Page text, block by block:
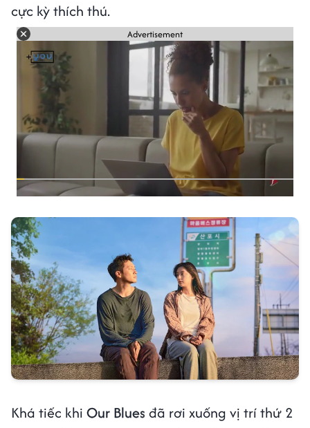
cực kỳ thích thú.
Advertisement
Khá tiếc khi Our Blues đã rơi xuống vị trí thứ 2